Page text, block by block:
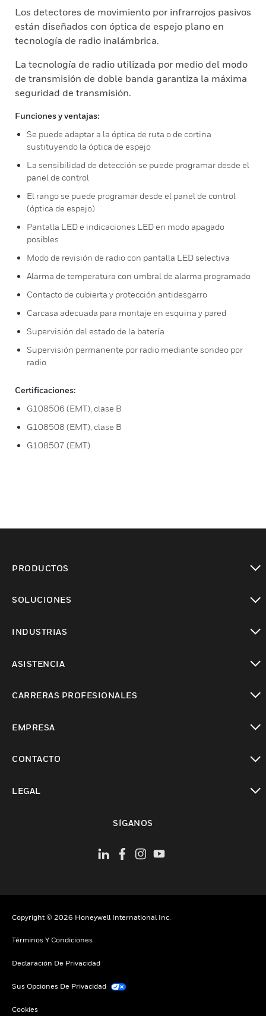
Los detectores de movimiento por infrarrojos pasivos
están diseñados con óptica de espejo plano en
tecnología de radio inalámbrica.
La tecnología de radio utilizada por medio del modo
de transmisión de doble banda garantiza la máxima
seguridad de transmisión.
Funciones y ventajas:
Se puede adaptar a la óptica de ruta o de cortina
sustituyendo la óptica de espejo
La sensibilidad de detección se puede programar desde el
panel de control
El rango se puede programar desde el panel de control
(óptica de espejo)
Pantalla LED e indicaciones LED en modo apagado
posibles
Modo de revisión de radio con pantalla LED selectiva
Alarma de temperatura con umbral de alarma programado
Contacto de cubierta y protección antidesgarro
Carcasa adecuada para montaje en esquina y pared
Supervisión del estado de la batería
Supervisión permanente por radio mediante sondeo por
radio
Certificaciones:
G108506 (EMT), clase B
G108508 (EMT), clase B
G108507 (EMT)
PRODUCTOS
SOLUCIONES
INDUSTRIAS
ASISTENCIA
CARRERAS PROFESIONALES
EMPRESA
CONTACTO
LEGAL
SÍGANOS
Copyright © 2026 Honeywell International Inc.
Términos Y Condiciones
Declaración De Privacidad
Sus Opciones De Privacidad
Cookies